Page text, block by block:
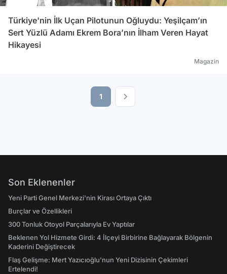
Türkiye'nin İlk Uçan Pilotunun Oğluydu: Yeşilçam’ın
Sert Yüzlü Adamı Ekrem Bora’nın İlham Veren Hayat
Hikayesi
Magazin
1
Son Eklenenler
Yeni Parti Genel Merkezi'nin Kirası Ortaya Çıktı
Burçlar ve Özellikleri
300 Tonluk Otoyol Parçalarıyla Ev Yaptılar
Beklenen Yol Hizmete Girdi: 4 İlçeyi Birbirine Bağlayarak Bölgenin
Kaderini Değiştirecek
Flaş Gelişme: Mert Yazıcıoğlu'nun Yeni Dizisinin Çekimleri
Ertelendi!